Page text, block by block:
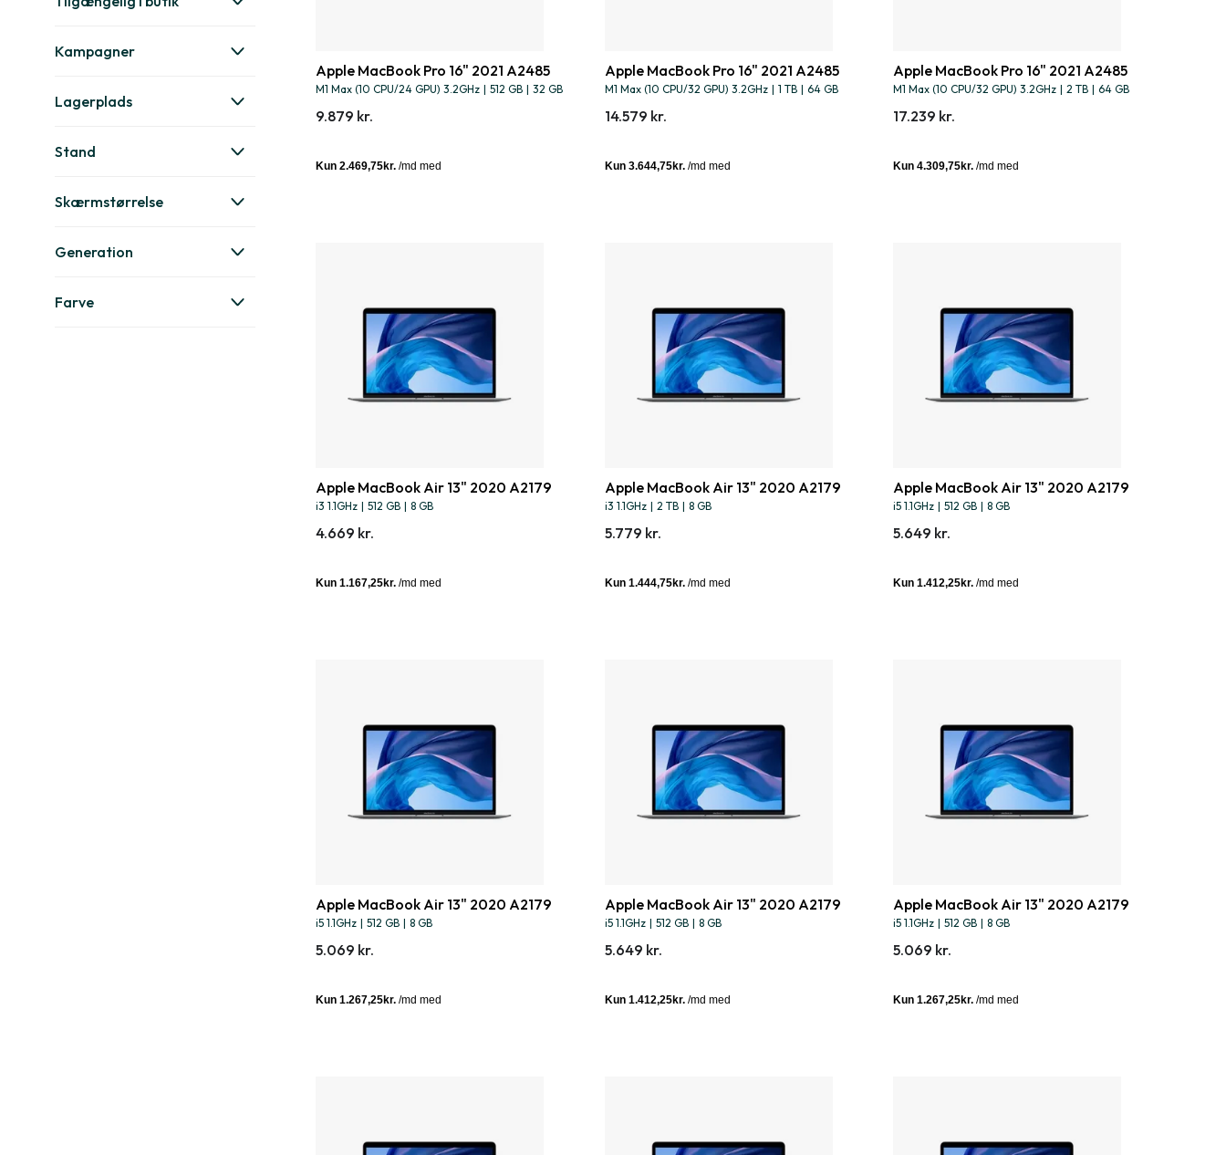
Kampagner
Lagerplads
Stand
Skærmstørrelse
Generation
Farve
Apple MacBook Pro 16" 2021 A2485
M1 Max (10 CPU/24 GPU) 3.2GHz | 512 GB | 32 GB
9.879 kr.
Apple MacBook Pro 16" 2021 A2485
M1 Max (10 CPU/32 GPU) 3.2GHz | 1 TB | 64 GB
14.579 kr.
Apple MacBook Pro 16" 2021 A2485
M1 Max (10 CPU/32 GPU) 3.2GHz | 2 TB | 64 GB
17.239 kr.
Apple MacBook Air 13" 2020 A2179
i3 1.1GHz | 512 GB | 8 GB
4.669 kr.
Apple MacBook Air 13" 2020 A2179
i3 1.1GHz | 2 TB | 8 GB
5.779 kr.
Apple MacBook Air 13" 2020 A2179
i5 1.1GHz | 512 GB | 8 GB
5.649 kr.
Apple MacBook Air 13" 2020 A2179
i5 1.1GHz | 512 GB | 8 GB
5.069 kr.
Apple MacBook Air 13" 2020 A2179
i5 1.1GHz | 512 GB | 8 GB
5.649 kr.
Apple MacBook Air 13" 2020 A2179
i5 1.1GHz | 512 GB | 8 GB
5.069 kr.